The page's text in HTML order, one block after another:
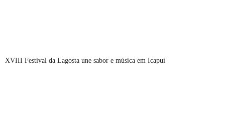
XVIII Festival da Lagosta une sabor e música em Icapuí